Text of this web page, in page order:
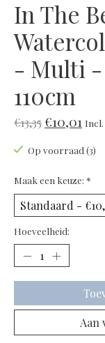
In The
- Multi -
110cm
€13,35€10,01
Op voorraad (3)
Maak een keuze: *
Hoeveelheid:
Aan